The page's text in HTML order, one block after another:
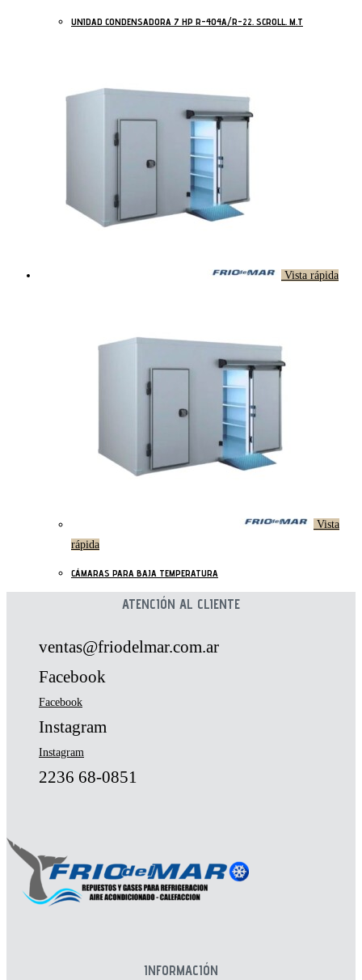
UNIDAD CONDENSADORA 7 HP R-404A/R-22. SCROLL. M.T
Vista rápida
Vista
rápida
CÁMARAS PARA BAJA TEMPERATURA
ATENCIÓN AL CLIENTE
ventas@friodelmar.com.ar
Facebook
Facebook
Instagram
Instagram
2236 68-0851
INFORMACIÓN